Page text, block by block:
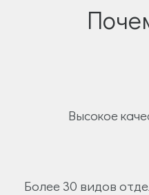
Высокое
Более 30 видов